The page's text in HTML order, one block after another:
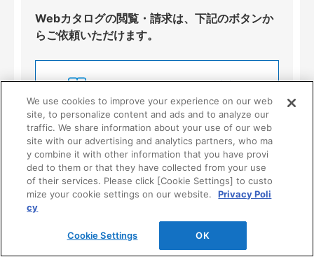
Webカタログの閲覧・請求は、下記のボタンか
らご依頼いただけます。
Webカタログの閲覧・請求
ご使用上のご注意
We use cookies to improve your experience on our web
site, to personalize content and ads and to analyze our
traffic. We share information about your use of our web
site with our advertising and analytics partners, who ma
y combine it with other information that you have provi
ded to them or that they have collected from your use
of their services. Please click [Cookie Settings] to custo
mize your cookie settings on our website.
Privacy Poli
cy
Cookie Settings OK